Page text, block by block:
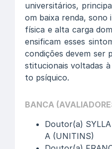
universitários,
om baixa renda, sono
física e alta carga
ensificam esses
condições devem ser
stitucionais voltadas
to psíquico.
BANCA
Doutor(a) SYLLA
A (UNITINS)